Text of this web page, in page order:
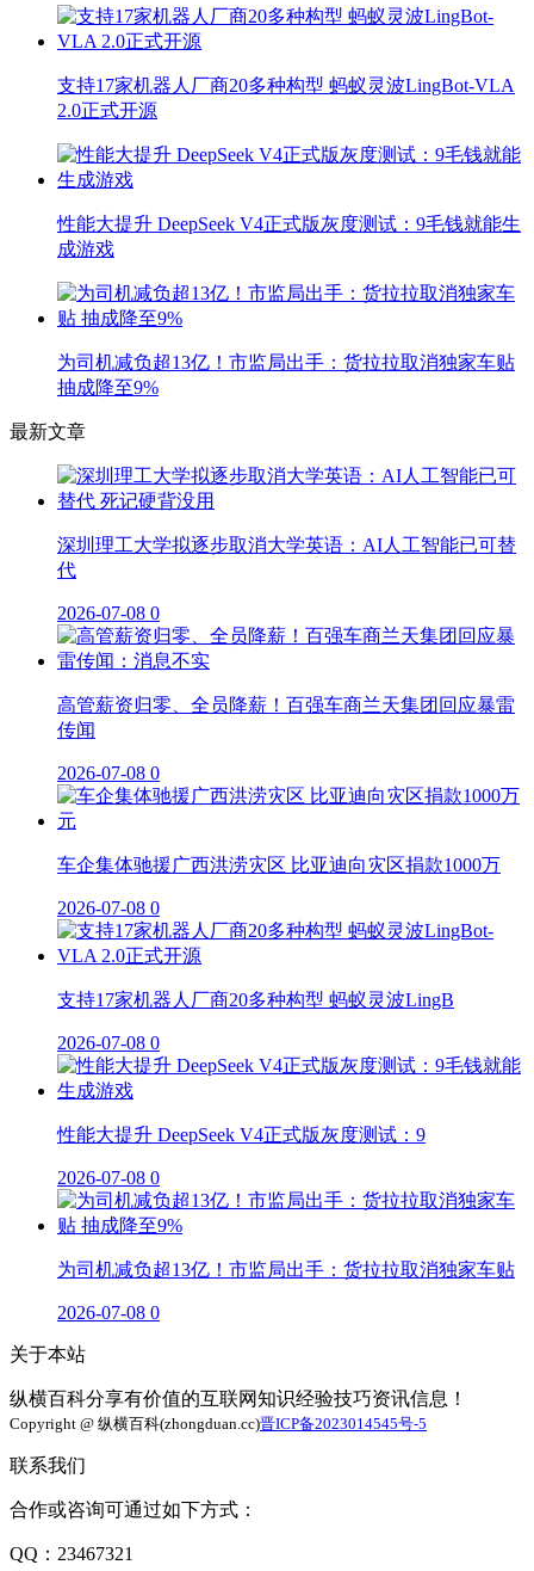
支持17家机器人厂商20多种构型 蚂蚁灵波LingBot-VLA
2.0正式开源
性能大提升 DeepSeek V4正式版灰度测试：9毛钱就能生
成游戏
为司机减负超13亿！市监局出手：货拉拉取消独家车贴
抽成降至9%
最新文章
深圳理工大学拟逐步取消大学英语：AI人工智能已可替
代
2026-07-08 0
高管薪资归零、全员降薪！百强车商兰天集团回应暴雷
传闻
2026-07-08 0
车企集体驰援广西洪涝灾区 比亚迪向灾区捐款1000万
2026-07-08 0
支持17家机器人厂商20多种构型 蚂蚁灵波LingB
2026-07-08 0
性能大提升 DeepSeek V4正式版灰度测试：9
2026-07-08 0
为司机减负超13亿！市监局出手：货拉拉取消独家车贴
2026-07-08 0
关于本站
纵横百科分享有价值的互联网知识经验技巧资讯信息！
Copyright @ 纵横百科(zhongduan.cc)晋ICP备2023014545号-5
联系我们
合作或咨询可通过如下方式：
QQ：23467321